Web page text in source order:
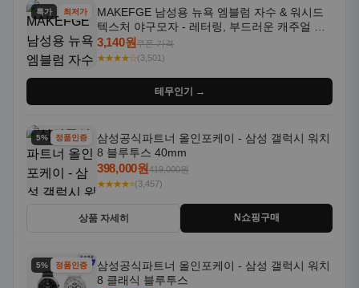
특가 최저가
MAKEFGE 남성용 뉴욕 엠블럼 자수 & 워시드
텍스처 야구모자 - 레터링, 부드러운 캐주얼 모
자, NYC 스타일
3,140원쿠폰 가격
★★★★☆(3,501)
테무인기 →
5% 할인정품인증
삼성공식파트너 올인포케이 - 삼성 갤럭시 워치
8 블루투스 40mm
398,000원419,000원
★★★★⭐(3,457)
상품 자세히 N쇼핑구매
5% 할인정품인증
삼성공식파트너 올인포케이 - 삼성 갤럭시 워치
8 클래식 블루투스